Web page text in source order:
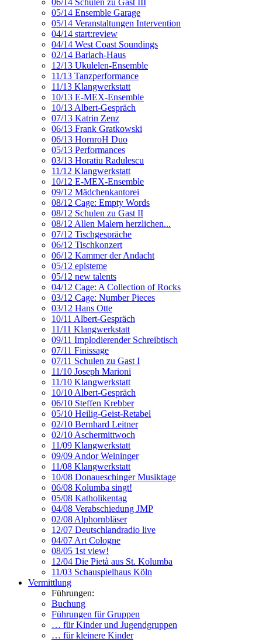
06/14 Schulen zu Gast III
05/14 Ensemble Garage
05/14 Veranstaltungen Intervention
04/14 start:review
04/14 West Coast Soundings
02/14 Barlach-Haus
12/13 Ukulelen-Ensemble
11/13 Tanzperformance
11/13 Klangwerkstatt
10/13 E-MEX-Ensemble
10/13 Albert-Gespräch
07/13 Katrin Zenz
06/13 Frank Gratkowski
06/13 HornroH Duo
05/13 Performances
03/13 Horatiu Radulescu
11/12 Klangwerkstatt
10/12 E-MEX-Ensemble
09/12 Mädchenkantorei
08/12 Cage: Empty Words
08/12 Schulen zu Gast II
08/12 Allen Malern herzlichen...
07/12 Tischgespräche
06/12 Tischkonzert
06/12 Kammer der Andacht
05/12 episteme
05/12 new talents
04/12 Cage: A Collection of Rocks
03/12 Cage: Number Pieces
03/12 Hans Otte
10/11 Albert-Gespräch
11/11 Klangwerkstatt
09/11 Implodierender Schreibtisch
07/11 Finissage
07/11 Schulen zu Gast I
11/10 Joseph Marioni
11/10 Klangwerkstatt
10/10 Albert-Gespräch
06/10 Steffen Krebber
05/10 Heilig-Geist-Retabel
02/10 Bernhard Leitner
02/10 Aschermittwoch
11/09 Klangwerkstatt
09/09 Andor Weininger
11/08 Klangwerkstatt
10/08 Donaueschinger Musiktage
06/08 Kolumba singt!
05/08 Katholikentag
04/08 Verabschiedung JMP
02/08 Alphornbläser
12/07 Deutschlandradio live
04/07 Art Cologne
08/05 1st view!
12/04 Die Pietà aus St. Kolumba
11/03 Schauspielhaus Köln
Vermittlung
Führungen:
Buchung
Führungen für Gruppen
… für Kinder und Jugendgruppen
… für kleinere Kinder